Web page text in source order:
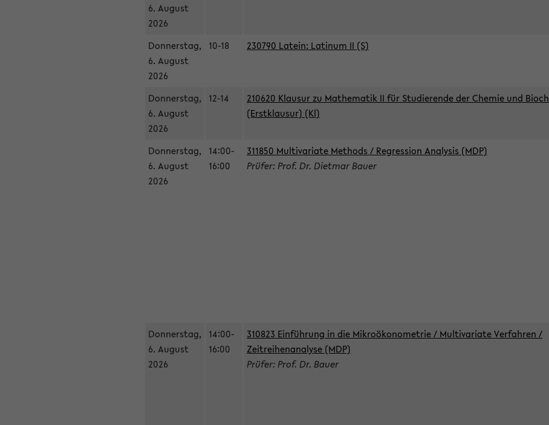
6. August
2026
Donnerstag,
6. August
2026
10-18 230790 Latein: Latinum II (S)
Donnerstag,
6. August
2026
12-14
210620 Klausur zu Mathematik II für Studierende der Chemie und
(Erstklausur) (Kl)
Donnerstag,
6. August
2026
14:00-
16:00
311850 Multivariate Methods / Regression Analysis (MDP)
Prüfer: Prof. Dr. Dietmar Bauer
Donnerstag,
6. August
2026
14:00-
16:00
310823 Einführung in die Mikroökonometrie / Multivariate Verfahren /
Zeitreihenanalyse (MDP)
Prüfer: Prof. Dr. Bauer